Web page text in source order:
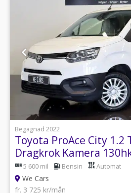
1
Begagnad 2022
Toyota ProAce City 1.2
Dragkrok Kamera
5 600 mil Bensin Automat
We Cars
fr. 3 725 kr/mån